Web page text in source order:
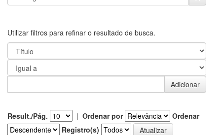
Utilizar filtros para refinar o resultado de busca.
Result./Pág. | Ordenar por
Ordenar
Registro(s)